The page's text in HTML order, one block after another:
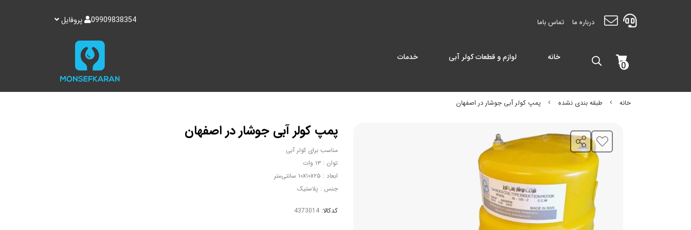
درباره ما تماس باما 09909838354 پروفایل
0
خانه لوازم و قطعات کولر آبی خدمات
خانه طبقه بندی نشده پمپ کولر آبی جوشار در اصفهان
پمپ کولر آبی جوشار در اصفهان
مناسب برای کولر آبی
توان : ۱۳ وات
ابعاد : ۱۰x۱۰x۲۵ سانتی‌متر
جنس : پلاستیک
کدکالا: